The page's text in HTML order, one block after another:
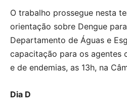
O trabalho prossegue nesta
orientação sobre Dengue
Departamento de Águas e
capacitação para os agentes
e de endemias, as 13h, na
Dia D